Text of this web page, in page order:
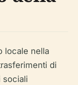
locale nella
di
sociali